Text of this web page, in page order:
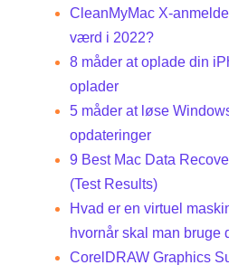
CleanMyMac X-
værd i 2022?
8 måder at oplade din
oplader
5 måder at løse
opdateringer
9 Best Mac Data
(Test Results)
Hvad er en virtuel
hvornår skal man bruge
CorelDRAW Graphics